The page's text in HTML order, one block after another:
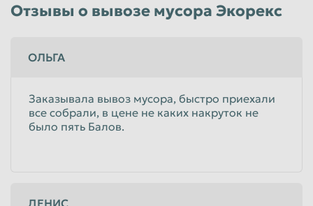
Отзывы о вывозе мусора Экорекс
ОЛЬГА
Заказывала вывоз мусора, быстро приехали
все собрали, в цене не каких накруток не
было пять Балов.
ДЕНИС